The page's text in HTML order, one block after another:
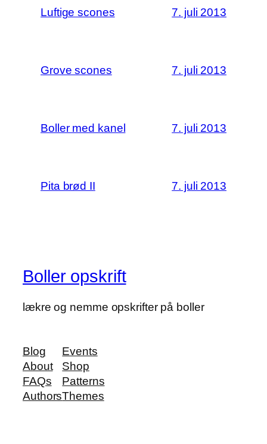
Luftige scones 7. juli 2013
Grove scones 7. juli 2013
Boller med kanel 7. juli 2013
Pita brød II 7. juli 2013
Boller opskrift
lækre og nemme opskrifter på boller
Blog
About
FAQs
Authors
Events
Shop
Patterns
Themes